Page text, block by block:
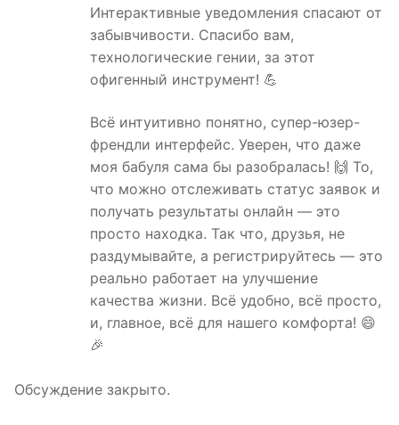
Интерактивные уведомления спасают от
забывчивости. Спасибо вам,
технологические гении, за этот
офигенный инструмент! 💪
Всё интуитивно понятно, супер-юзер-
френдли интерфейс. Уверен, что даже
моя бабуля сама бы разобралась! 🙌 То,
что можно отслеживать статус заявок и
получать результаты онлайн — это
просто находка. Так что, друзья, не
раздумывайте, а регистрируйтесь — это
реально работает на улучшение
качества жизни. Всё удобно, всё просто,
и, главное, всё для нашего комфорта! 😄
🎉
Обсуждение закрыто.